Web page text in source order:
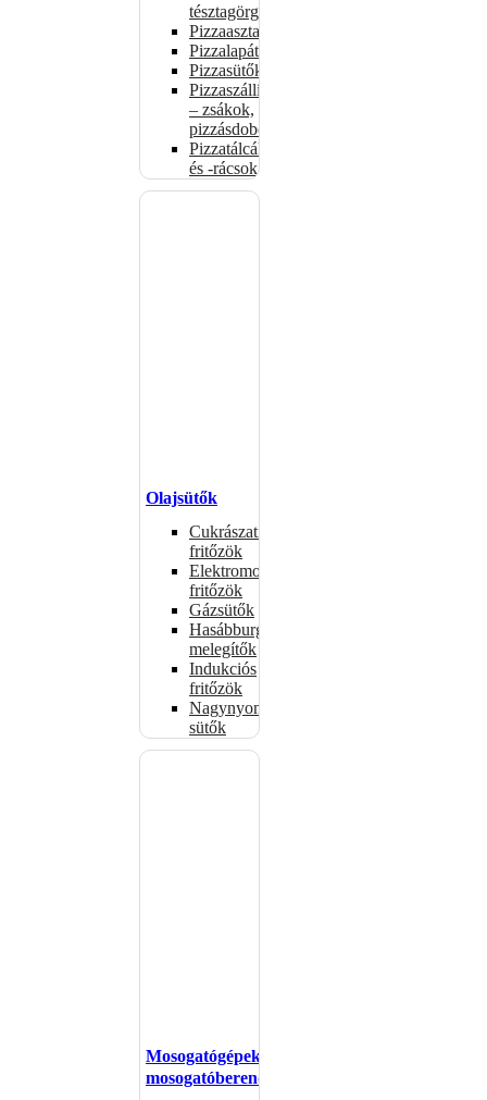
tésztagörgők
Pizzaasztalok
Pizzalapátok
Pizzasütők
Pizzaszállítás
– zsákok,
pizzásdobozok
Pizzatálcák
és -rácsok
Olajsütők
Cukrászati
fritőzök
Elektromos
fritőzök
Gázsütők
Hasábburgonya
melegítők
Indukciós
fritőzök
Nagynyomású
sütők
Mosogatógépek,
mosogatóberendezések